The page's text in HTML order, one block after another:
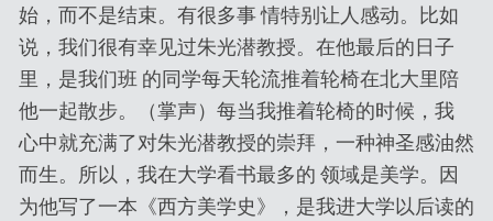
始，而不是结束。有很多事 情特别让人感动。比如
说，我们很有幸见过朱光潜教授。在他最后的日子
里，是我们班 的同学每天轮流推着轮椅在北大里陪
他一起散步。（掌声）每当我推着轮椅的时候，我
心中就充满了对朱光潜教授的崇拜，一种神圣感油然
而生。所以，我在大学看书最多的 领域是美学。因
为他写了一本《西方美学史》，是我进大学以后读的